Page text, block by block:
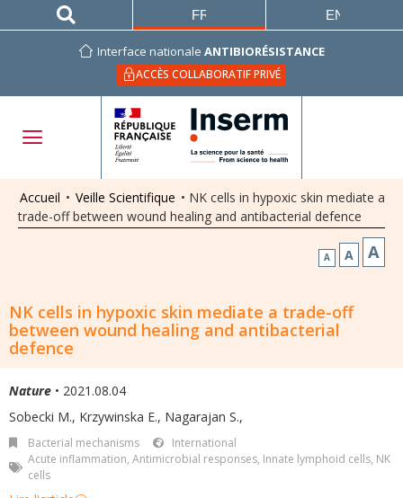
Interface nationale ANTIBIORÉSISTANCE
ACCÈS COLLABORATIF PRIVÉ
FRANÇAIS ENGLISH
Accueil • Veille Scientifique • NK cells in hypoxic skin mediate a
trade-off between wound healing and antibacterial defence
A A A
NK cells in hypoxic skin mediate a trade-off
between wound healing and antibacterial
defence
Nature • 2021.08.04
Sobecki M., Krzywinska E., Nagarajan S.,
Bacterial mechanisms
International
Acute inflammation, Antimicrobial responses, Innate lymphoid cells, NK
cells